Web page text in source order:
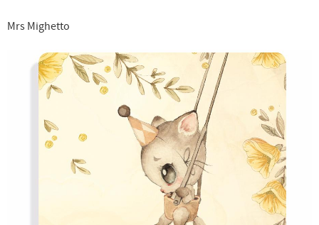
Mrs Mighetto